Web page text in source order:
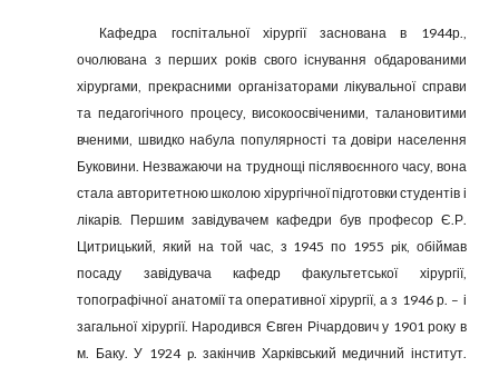
Кафедра госпітальної хірургії заснована в 1944р.,
очолювана з перших років свого існування обдарованими
хірургами, прекрасними організаторами лікувальної справи
та педагогічного процесу, високоосвіченими, талано­витими
вченими, швидко набула популярності та довіри населення
Буковини. Незважаючи на труднощі післявоєнного часу, вона
стала авторитетною шко­лою хірургічної підготовки студентів і
лікарів. Першим завідувачем кафедри був професор Є.Р.
Цитрицький, який на той час, з 1945 по 1955 pік, обіймав
посаду завідувача кафедр факультетської хірургії,
топографічної анатомії та оперативної хірургії, а з 1946 р. – і
загальної хірургії. Народився Євген Річардович у 1901 року в
м. Баку. У 1924 p. закінчив Харківський медичний інститут.